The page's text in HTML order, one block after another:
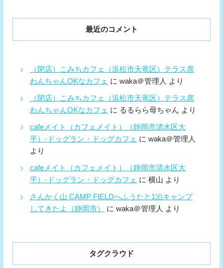
最近のコメント
（閉店）こみちカフェ（浜松市天竜区）テラス席
わんちゃんOKなカフェ に waka＠管理人 より
（閉店）こみちカフェ（浜松市天竜区）テラス席
わんちゃんOKなカフェ に るるらら母ちゃん より
cafeメイト（カフェメイト）（静岡市清水区大
平）-ドッグラン・ドッグカフェ に waka＠管理人
より
cafeメイト（カフェメイト）（静岡市清水区大
平）-ドッグラン・ドッグカフェ に 横山 より
さんかく山 CAMP FIELDへふうたと1泊キャンプ
してきたよ（静岡市）
に waka＠管理人 より
タグクラウド